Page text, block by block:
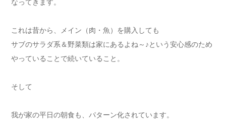
なってきます。
これは昔から、メイン（肉・魚）を購入しても
サブのサラダ系＆野菜類は家にあるよね～♪という安心感のため
やっていることで続いていること。
そして
我が家の平日の朝食も、パターン化されています。